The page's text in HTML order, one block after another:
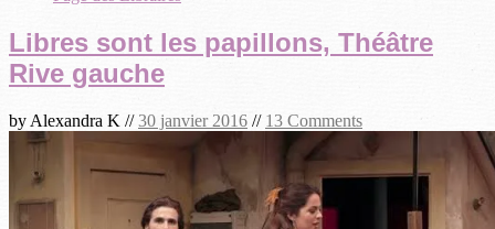
Libres sont les papillons, Théâtre
Rive gauche
by Alexandra K //30 janvier 2016 // 13 Comments